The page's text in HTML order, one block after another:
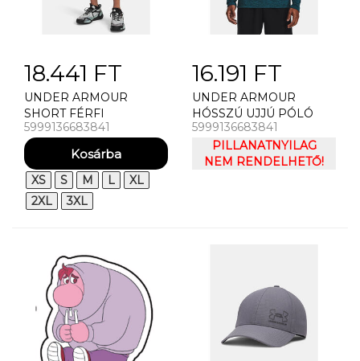
18.441 FT
UNDER ARMOUR
SHORT FÉRFI
RÖVIDNADRÁG UNDER
ARMOUR UA VANISH
WVEN 2.0 8IN SHORT
5999136683841
XS S M L
XL
2XL
3XL
16.191 FT
UNDER ARMOUR
HÓSSZÚ UJJÚ PÓLÓ
FÉRFI PÓLÓ UNDER
ARMOUR TECH 2.0 1/2
ZIP
5999136683841
PILLANATNYILAG
NEM RENDELHETŐ!